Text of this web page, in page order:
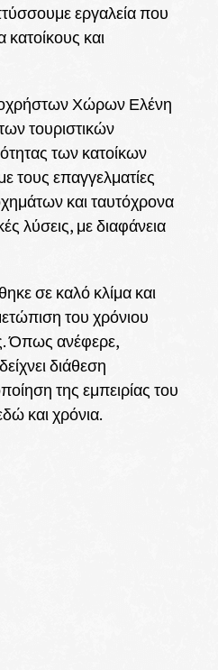
εργαλεία που
κατοίκους και
Χώρων Ελένη
τουριστικών
των κατοίκων
τους επαγγελματίες
και ταυτόχρονα
λύσεις, με διαφάνεια
σε καλό κλίμα και
του χρόνιου
Όπως ανέφερε,
διάθεση
της εμπειρίας του
και χρόνια.